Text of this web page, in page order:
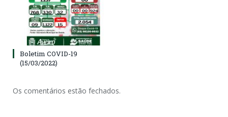
Boletim COVID-19
(15/03/2022)
Os comentários estão fechados.